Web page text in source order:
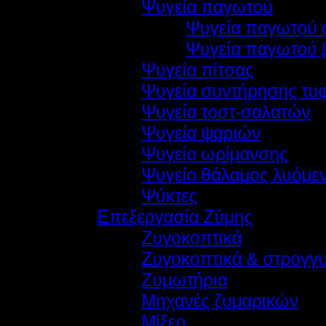
Ψυγεία παγωτού
Ψυγεία παγωτού
Ψυγεία παγωτού
Ψυγεία πίτσας
Ψυγεία συντήρησης
Ψυγεία τοστ-σαλατών
Ψυγεία ψαριών
Ψυγεία ωρίμανσης
Ψυγείο θάλαμος
Ψύκτες
Επεξεργασία Ζύμης
Ζυγοκοπτικά
Ζυγοκοπτικά &
Ζυμωτήρια
Μηχανές ζυμαρικών
Μίξερ